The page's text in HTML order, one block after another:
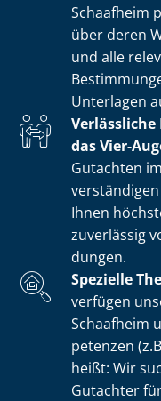
Schaafheim
über deren
und alle
Unterlagen
das Vier-
Gutachten
Ihnen
zuverlässig
dun­gen.
Spezielle
verfügen
Schaafheim
pe­ten­zen
heißt: Wir
Gutachter